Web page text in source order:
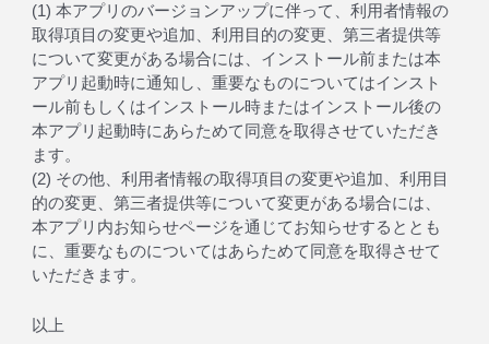
(1) 本アプリのバージョンアップに伴って、利用者情報の
取得項目の変更や追加、利用目的の変更、第三者提供等
について変更がある場合には、インストール前または本
アプリ起動時に通知し、重要なものについてはインスト
ール前もしくはインストール時またはインストール後の
本アプリ起動時にあらためて同意を取得させていただき
ます。
(2) その他、利用者情報の取得項目の変更や追加、利用目
的の変更、第三者提供等について変更がある場合には、
本アプリ内お知らせページを通じてお知らせするととも
に、重要なものについてはあらためて同意を取得させて
いただきます。
以上